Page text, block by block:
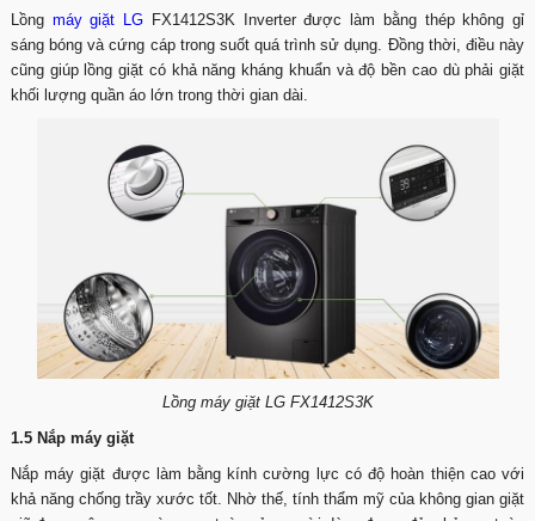
Lồng máy giặt LG FX1412S3K Inverter được làm bằng thép không gỉ
sáng bóng và cứng cáp trong suốt quá trình sử dụng. Đồng thời, điều này
cũng giúp lồng giặt có khả năng kháng khuẩn và độ bền cao dù phải giặt
khối lượng quần áo lớn trong thời gian dài.
Lồng máy giặt LG FX1412S3K
1.5 Nắp máy giặt
Nắp máy giặt được làm bằng kính cường lực có độ hoàn thiện cao với
khả năng chống trầy xước tốt. Nhờ thế, tính thẩm mỹ của không gian giặt